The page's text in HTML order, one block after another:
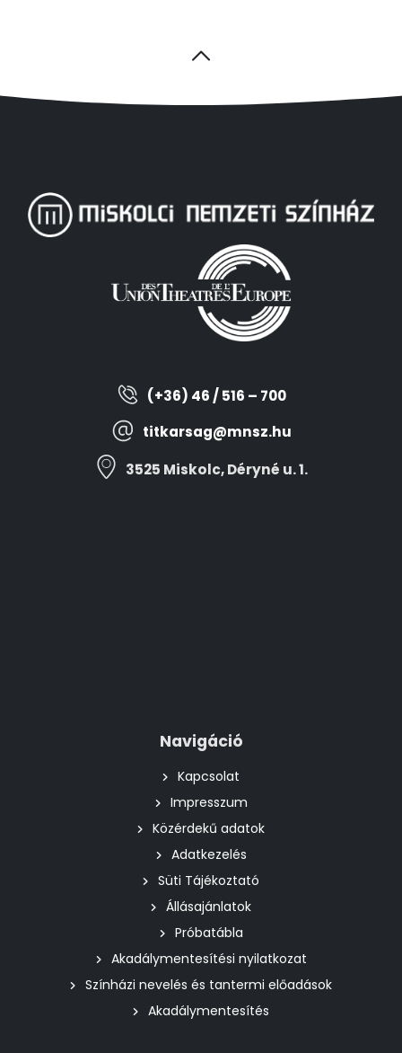
(+36) 46 / 516 – 700
titkarsag@mnsz.hu
3525 Miskolc, Déryné u. 1.
Navigáció
Kapcsolat
Impresszum
Közérdekű adatok
Adatkezelés
Süti Tájékoztató
Állásajánlatok
Próbatábla
Akadálymentesítési nyilatkozat
Színházi nevelés és tantermi előadások
Akadálymentesítés